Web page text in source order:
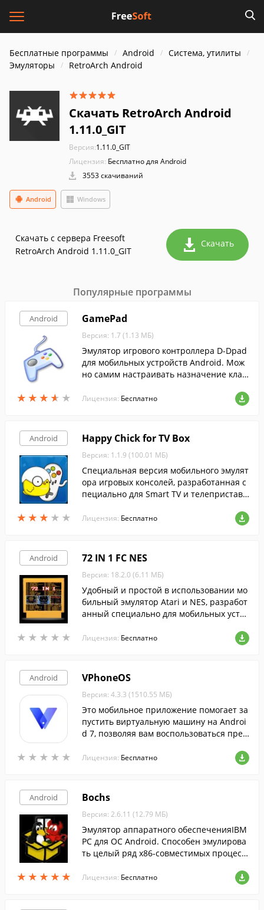
Бесплатные программы Android
Система, утилиты
Эмуляторы
RetroArch Android
Скачать RetroArch Android
1.11.0_GIT
Версия:1.11.0_GIT
Лицензия: Бесплатно для Android
3553 скачиваний
Windows
Android
Скачать с сервера Freesoft
RetroArch Android 1.11.0_GIT
Скачать
Популярные программы
Android
★ ★ ★ ★ ★
★ ★ ★ ★ ★
GamePad
Версия: 1.7 (1.13 МБ)
Эмулятор игрового контроллера D-Dpad
для мобильных устройств Android. Мож
но самим настраивать назначение клав
ую клавиатуру.
Лицензия: Бесплатно
Android
★ ★ ★ ★ ★
★ ★ ★ ★ ★
Happy Chick for TV Box
Версия: 1.1.9 (100.01 МБ)
Специальная версия мобильного эмулят
ора игровых консолей, разработанная с
пециально для Smart TV и телеприставо
ро-играми на большом экране ТВ.
Лицензия: Бесплатно
Android
★ ★ ★ ★ ★
★ ★ ★ ★ ★
72 IN 1 FC NES
Версия: 18.2.0 (6.11 МБ)
Удобный и простой в использовании мо
бильный эмулятор Atari и NES, разработ
анный специально для мобильных устр
Лицензия: Бесплатно
Android
★ ★ ★ ★ ★
★ ★ ★ ★ ★
VPhoneOS
Версия: 4.3.3 (1510.55 МБ)
Это мобильное приложение помогает за
пустить виртуальную машину на Androi
d 7, позволяя вам воспользоваться преи
смартфона с полной поддержкой сервис
Лицензия: Бесплатно
Android
★ ★ ★ ★ ★
★ ★ ★ ★ ★
Bochs
Версия: 2.6.11 (12.79 МБ)
Эмулятор аппаратного обеспеченияIBM
PC для ОС Android. Способен эмулирова
ть целый ряд x86-совместимых процесс
Лицензия: Бесплатно